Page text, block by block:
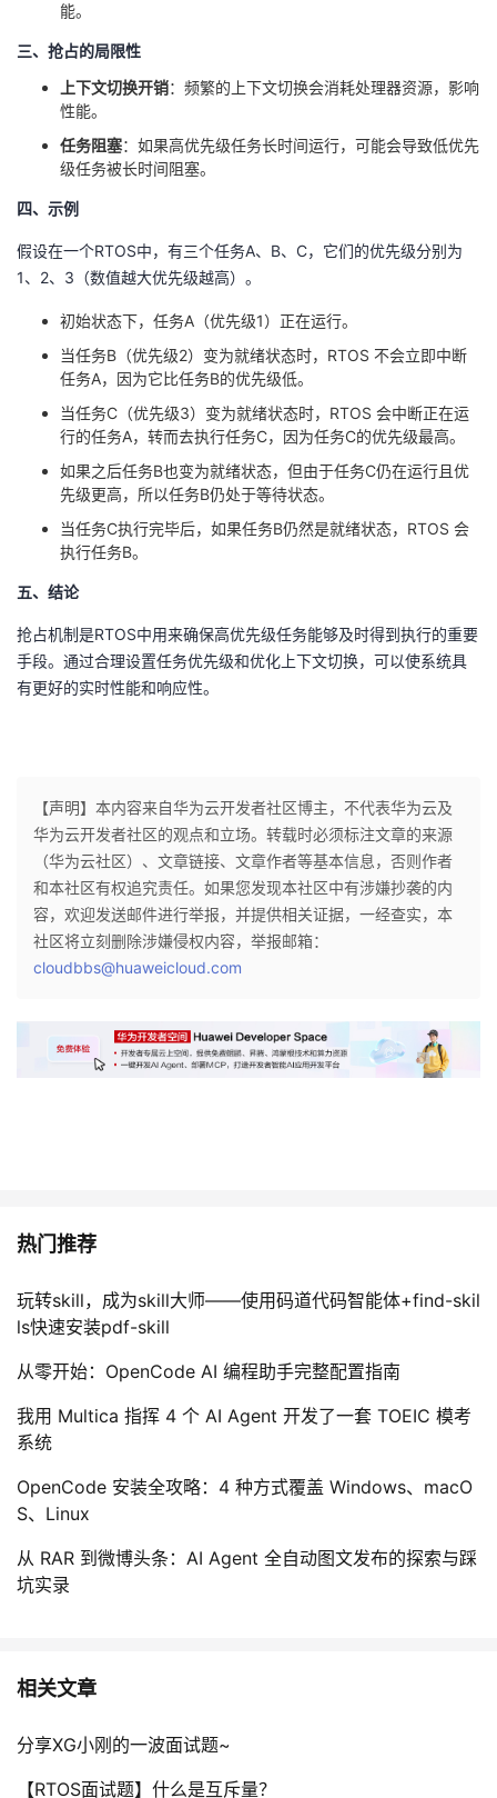
能。
三、抢占的局限性
上下文切换开销：频繁的上下文切换会消耗处理器资源，影响
性能。
任务阻塞：如果高优先级任务长时间运行，可能会导致低优先
级任务被长时间阻塞。
四、示例
假设在一个RTOS中，有三个任务A、B、C，它们的优先级分别为
1、2、3（数值越大优先级越高）。
初始状态下，任务A（优先级1）正在运行。
当任务B（优先级2）变为就绪状态时，RTOS 不会立即中断
任务A，因为它比任务B的优先级低。
当任务C（优先级3）变为就绪状态时，RTOS 会中断正在运
行的任务A，转而去执行任务C，因为任务C的优先级最高。
如果之后任务B也变为就绪状态，但由于任务C仍在运行且优
先级更高，所以任务B仍处于等待状态。
当任务C执行完毕后，如果任务B仍然是就绪状态，RTOS 会
执行任务B。
五、结论
抢占机制是RTOS中用来确保高优先级任务能够及时得到执行的重要
手段。通过合理设置任务优先级和优化上下文切换，可以使系统具
有更好的实时性能和响应性。
【声明】本内容来自华为云开发者社区博主，不代表华为云及
华为云开发者社区的观点和立场。转载时必须标注文章的来源
（华为云社区）、文章链接、文章作者等基本信息，否则作者
和本社区有权追究责任。如果您发现本社区中有涉嫌抄袭的内
容，欢迎发送邮件进行举报，并提供相关证据，一经查实，本
社区将立刻删除涉嫌侵权内容，举报邮箱：
cloudbbs@huaweicloud.com
热门推荐
玩转skill，成为skill大师——使用码道代码智能体+find-skil
ls快速安装pdf-skill
从零开始：OpenCode AI 编程助手完整配置指南
我用 Multica 指挥 4 个 AI Agent 开发了一套 TOEIC 模考
系统
OpenCode 安装全攻略：4 种方式覆盖 Windows、macO
S、Linux
从 RAR 到微博头条：AI Agent 全自动图文发布的探索与踩
坑实录
相关文章
分享XG小刚的一波面试题~
【RTOS面试题】什么是互斥量？